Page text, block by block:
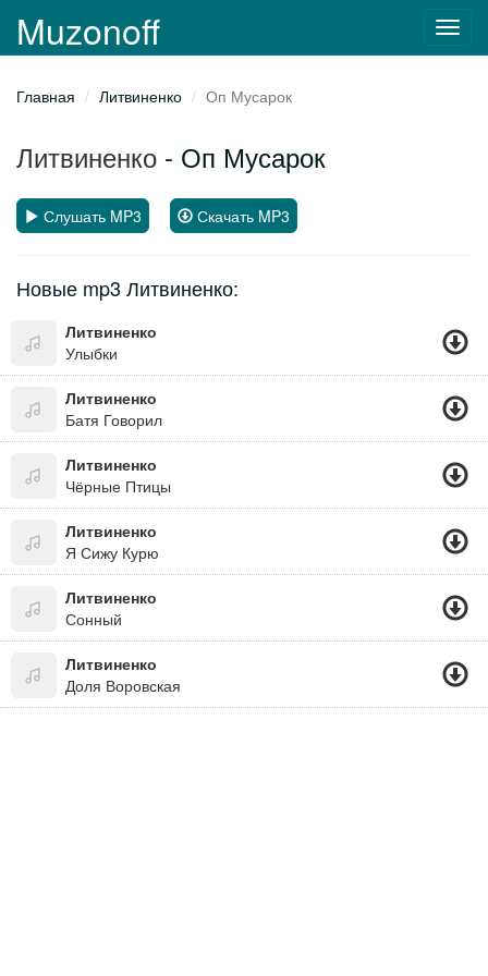
Muzonoff
Главная Литвиненко Оп Мусарок
Литвиненко - Оп Мусарок
Слушать MP3 Скачать MP3
Новые mp3 Литвиненко:
Литвиненко
Улыбки
Литвиненко
Батя Говорил
Литвиненко
Чёрные Птицы
Литвиненко
Я Сижу Курю
Литвиненко
Сонный
Литвиненко
Доля Воровская